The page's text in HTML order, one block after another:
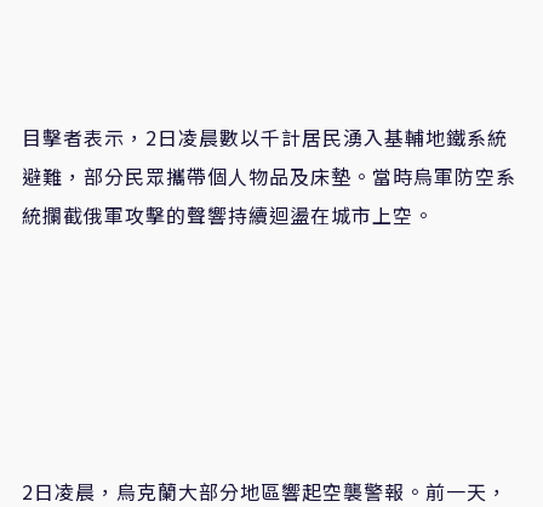
目擊者表示，2日凌晨數以千計居民湧入基輔地鐵系統
避難，部分民眾攜帶個人物品及床墊。當時烏軍防空系
統攔截俄軍攻擊的聲響持續迴盪在城市上空。
2日凌晨，烏克蘭大部分地區響起空襲警報。前一天，